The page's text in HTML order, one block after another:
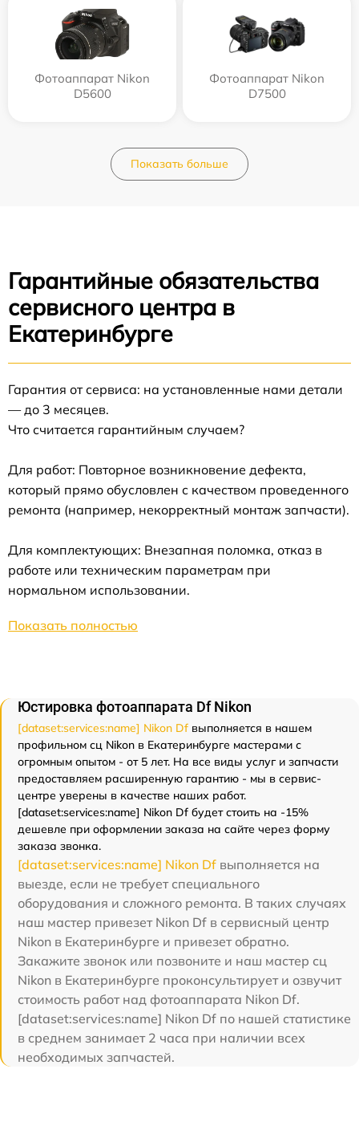
Фотоаппарат Nikon
D5600
Фотоаппарат Nikon
D7500
Показать больше
Гарантийные обязательства
сервисного центра в
Екатеринбурге
Гарантия от сервиса: на установленные нами детали
— до 3 месяцев.
Что считается гарантийным случаем?
Для работ: Повторное возникновение дефекта,
который прямо обусловлен с качеством проведенного
ремонта (например, некорректный монтаж запчасти).
Для комплектующих: Внезапная поломка, отказ в
работе или техническим параметрам при
нормальном использовании.
Показать полностью
Юстировка фотоаппарата Df Nikon
[dataset:services:name] Nikon Df выполняется в нашем
профильном сц Nikon в Екатеринбурге мастерами с
огромным опытом - от 5 лет. На все виды услуг и запчасти
предоставляем расширенную гарантию - мы в сервис-
центре уверены в качестве наших работ.
[dataset:services:name] Nikon Df будет стоить на -15%
дешевле при оформлении заказа на сайте через форму
заказа звонка.
[dataset:services:name] Nikon Df выполняется на
выезде, если не требует специального
оборудования и сложного ремонта. В таких случаях
наш мастер привезет Nikon Df в сервисный центр
Nikon в Екатеринбурге и привезет обратно.
Закажите звонок или позвоните и наш мастер сц
Nikon в Екатеринбурге проконсультирует и озвучит
стоимость работ над фотоаппарата Nikon Df.
[dataset:services:name] Nikon Df по нашей статистике
в среднем занимает 2 часа при наличии всех
необходимых запчастей.